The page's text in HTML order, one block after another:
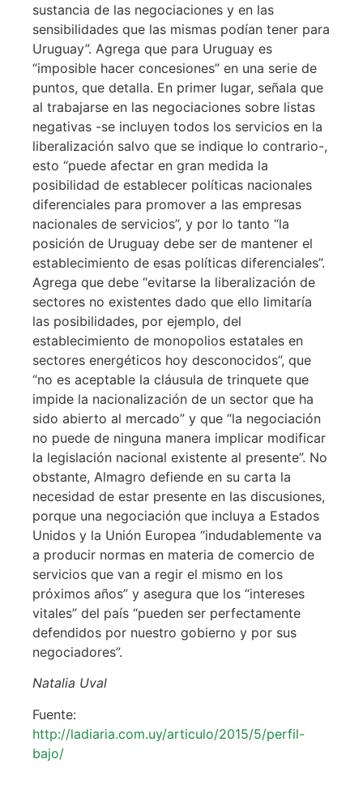
sustancia de las negociaciones y en las
sensibilidades que las mismas podían tener para
Uruguay”. Agrega que para Uruguay es
“imposible hacer concesiones” en una serie de
puntos, que detalla. En primer lugar, señala que
al trabajarse en las negociaciones sobre listas
negativas -se incluyen todos los servicios en la
liberalización salvo que se indique lo contrario-,
esto “puede afectar en gran medida la
posibilidad de establecer políticas nacionales
diferenciales para promover a las empresas
nacionales de servicios”, y por lo tanto “la
posición de Uruguay debe ser de mantener el
establecimiento de esas políticas diferenciales”.
Agrega que debe “evitarse la liberalización de
sectores no existentes dado que ello limitaría
las posibilidades, por ejemplo, del
establecimiento de monopolios estatales en
sectores energéticos hoy desconocidos”, que
“no es aceptable la cláusula de trinquete que
impide la nacionalización de un sector que ha
sido abierto al mercado” y que “la negociación
no puede de ninguna manera implicar modificar
la legislación nacional existente al presente”. No
obstante, Almagro defiende en su carta la
necesidad de estar presente en las discusiones,
porque una negociación que incluya a Estados
Unidos y la Unión Europea “indudablemente va
a producir normas en materia de comercio de
servicios que van a regir el mismo en los
próximos años” y asegura que los “intereses
vitales” del país “pueden ser perfectamente
defendidos por nuestro gobierno y por sus
negociadores”.
Natalia Uval
Fuente:
http://ladiaria.com.uy/articulo/2015/5/perfil-
bajo/